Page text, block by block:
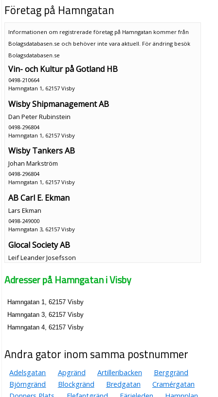
Företag på Hamngatan
Informationen om registrerade företag på Hamngatan kommer från
Bolagsdatabasen.se och behöver inte vara aktuell. För ändring besök
Bolagsdatabasen.se
Vin- och Kultur på Gotland HB
0498-210664
Hamngatan 1, 62157 Visby
Wisby Shipmanagement AB
Dan Peter Rubinstein
0498-296804
Hamngatan 1, 62157 Visby
Wisby Tankers AB
Johan Markström
0498-296804
Hamngatan 1, 62157 Visby
AB Carl E. Ekman
Lars Ekman
0498-249000
Hamngatan 3, 62157 Visby
Glocal Society AB
Leif Leander Josefsson
Hamngatan 3, 62157 Visby
Lars Carl Eric Gösta Ekman
0498-249000
Hamngatan 3, 62157 Visby
Lars Jörgen Wessman
0498-276480
Hamngatan 3, 62157 Visby
Itsy Bitsy AB
Adresser på Hamngatan i Visby
Hamngatan 1, 62157 Visby
Hamngatan 3, 62157 Visby
Hamngatan 4, 62157 Visby
Andra gator inom samma postnummer
Adelsgatan Apgränd Artilleribacken
Berggränd
Björngränd
Blockgränd Bredgatan
Cramérgatan